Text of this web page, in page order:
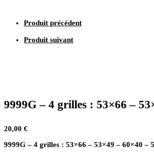
Produit précédent
Produit suivant
9999G – 4 grilles : 53×66 –
20,00 €
9999G – 4 grilles : 53×66 – 53×49 – 60×40 –